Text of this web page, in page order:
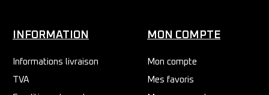
INFORMATION
Informations livraison
TVA
MON COMPTE
Mon compte
Mes favoris